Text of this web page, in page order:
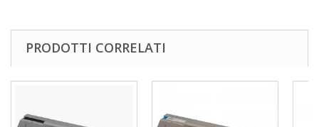
PRODOTTI CORRELATI